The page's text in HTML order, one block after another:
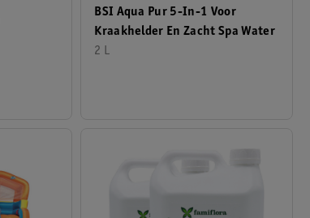
BSI Aqua Pur 5-In-1 Voor
Kraakhelder En Zacht Spa Water
2 L